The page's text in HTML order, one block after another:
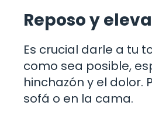
Reposo y
Es crucial darle a tu
como sea posible,
hinchazón y el
sofá o en la cama.